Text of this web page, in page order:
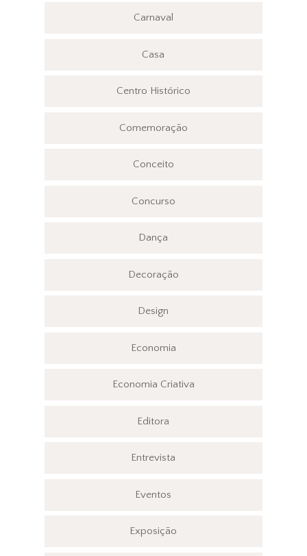
Carnaval
Casa
Centro Histórico
Comemoração
Conceito
Concurso
Dança
Decoração
Design
Economia
Economia Criativa
Editora
Entrevista
Eventos
Exposição